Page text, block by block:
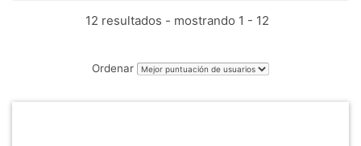
12 resultados - mostrando 1 - 12
Ordenar